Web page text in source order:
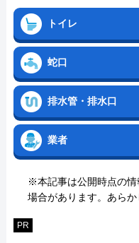
トイレ
蛇口
排水管・排水口
業者
※本記事は公開時点の
場合があります。あらか
PR